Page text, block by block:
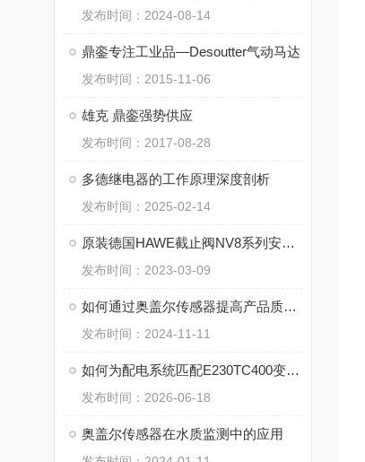
发布时间：2024-08-14
鼎銮专注工业品—Desoutter气动马达
发布时间：2015-11-06
雄克 鼎銮强势供应
发布时间：2017-08-28
多德继电器的工作原理深度剖析
发布时间：2025-02-14
原装德国HAWE截止阀NV8系列安装流程资料下载
发布时间：2023-03-09
如何通过奥盖尔传感器提高产品质量监控
发布时间：2024-11-11
如何为配电系统匹配E230TC400变压器
发布时间：2026-06-18
奥盖尔传感器在水质监测中的应用